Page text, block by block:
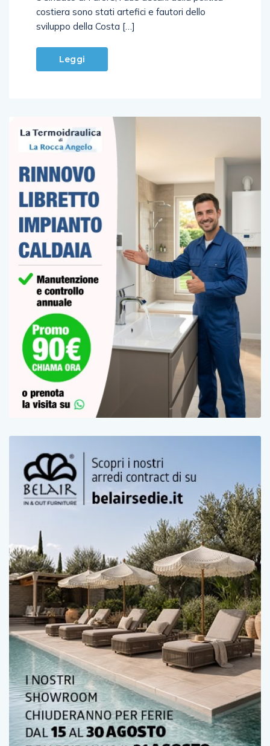
e sindaco di Furore, i due decani della politica
costiera sono stati artefici e fautori dello
Leggi